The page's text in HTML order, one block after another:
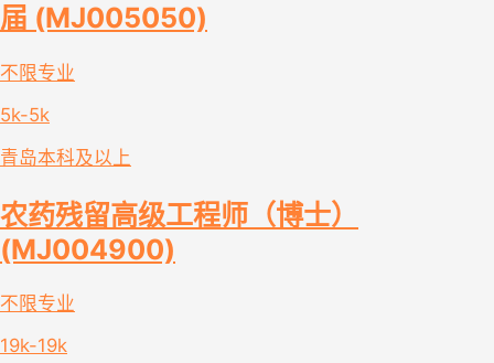
届 (MJ005050)
不限专业
5k-5k
青岛本科及以上
农药残留高级工程师（博士）
(MJ004900)
不限专业
19k-19k